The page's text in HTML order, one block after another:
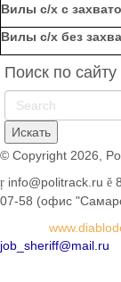
Вилы с/х с
Вилы с/х без
Поиск по сайту
© Copyright 2026,
info@politrack.ru
07-58 (офис
job_sheriff@mail.ru